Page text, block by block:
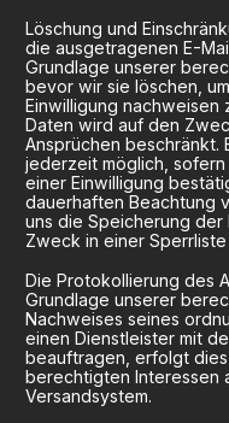
Löschung und
die ausgetragenen E-
Grundlage unserer
bevor wir sie löschen,
Einwilligung nachweisen
Daten wird auf den
Ansprüchen beschränkt.
jederzeit möglich,
einer Einwilligung
dauerhaften Beachtung
uns die Speicherung der
Zweck in einer
Die Protokollierung des
Grundlage unserer
Nachweises seines
einen Dienstleister mit
beauftragen, erfolgt
berechtigten Interessen
Versandsystem.